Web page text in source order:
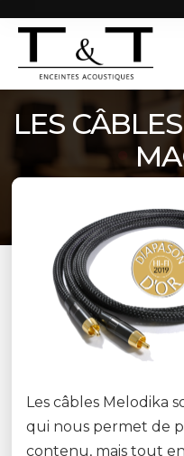
LES
Les câbles Melodika
qui nous permet de
contenu, mais tout